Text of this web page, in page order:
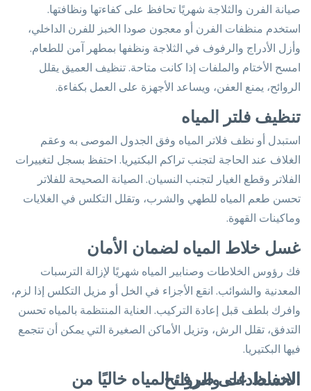
صيانة الفرن والثلاجة شهريًا تحافظ على كفاءتها ونظافتها.
استخدم منظفات الفرن أو معجون صودا الخبز للفرن الداخلي،
وأزل الأدراج والرفوف في الثلاجة ونظفها بمطهر آمن للطعام.
امسح الأختام والملفات إذا كانت متاحة. تنظيف العميق يقلل
الروائح، يمنع العفن، ويساعد الأجهزة على العمل بكفاءة.
تنظيف فلتر المياه
استبدل أو نظف فلاتر المياه وفق الجدول الموصى به وعقم
الغلاف عند الحاجة لتجنب تراكم البكتيريا. احتفظ بسجل لتغييرات
الفلاتر وقطع الغيار لتجنب النسيان. الصيانة الصحيحة للفلاتر
تحسن طعم المياه للطهي والشرب، وتقلل التكلس في الغلايات
وماكينات القهوة.
غسل خلاط المياه لضمان الأمان
فك رؤوس الخلاطات وصنابير المياه شهريًا لإزالة الترسبات
المعدنية والشوائب. انقع الأجزاء في الخل أو مزيل التكلس إذا لزم،
وافرك بلطف قبل إعادة التركيب. العناية المنتظمة بالمياه تحسن
التدفق، تقلل الرش، وتزيل الأماكن الصغيرة التي يمكن أن تتجمع
فيها البكتيريا.
الحفاظ على صرف المياه خاليًا من الانسدادات والروائح